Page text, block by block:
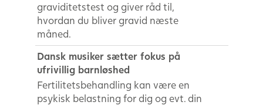
graviditetstest og giver råd til,
hvordan du bliver gravid næste
måned.
Dansk musiker sætter fokus på
ufrivillig barnløshed
Fertilitetsbehandling kan være en
psykisk belastning for dig og evt. din